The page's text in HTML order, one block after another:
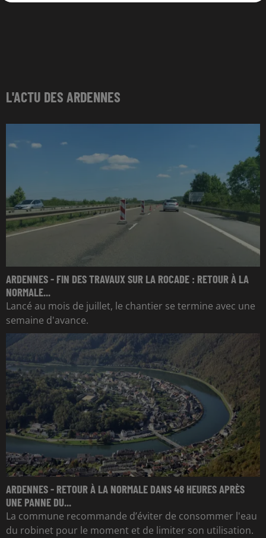
L'ACTU DES ARDENNES
ARDENNES - FIN DES TRAVAUX SUR LA ROCADE : RETOUR À LA
NORMALE...
Lancé au mois de juillet, le chantier se termine avec une
semaine d'avance.
ARDENNES - RETOUR À LA NORMALE DANS 48 HEURES APRÈS
UNE PANNE DU...
La commune recommande d’éviter de consommer l'eau
du robinet pour le moment et de limiter son utilisation.